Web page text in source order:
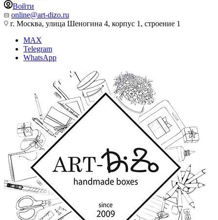
Войти
online@art-dizo.ru
г. Москва, улица Шеногина 4, корпус 1, строение 1
MAX
Telegram
WhatsApp